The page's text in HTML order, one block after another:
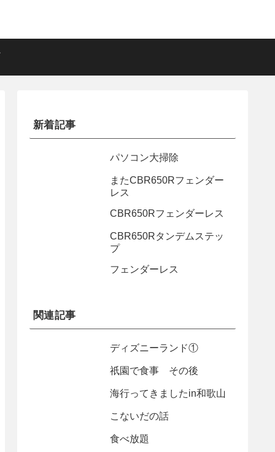
新着記事
パソコン大掃除
またCBR650Rフェンダー
レス
CBR650Rフェンダーレス
CBR650Rタンデムステッ
プ
フェンダーレス
関連記事
ディズニーランド①
祇園で食事 その後
海行ってきましたin和歌山
こないだの話
食べ放題